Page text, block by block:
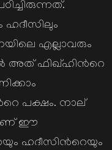
എല്ലാവരും
അത് ഫിഖ്ഹിന്‍റെ
പക്ഷം. നാല്
ഈ
ഹദീസിന്‍റെയും